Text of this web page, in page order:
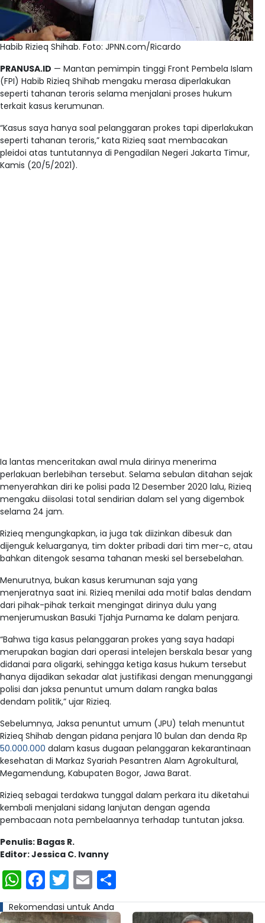
Habib Rizieq Shihab. Foto: JPNN.com/Ricardo
PRANUSA.ID — Mantan pemimpin tinggi Front Pembela Islam
(FPI) Habib Rizieq Shihab mengaku merasa diperlakukan
seperti tahanan teroris selama menjalani proses hukum
terkait kasus kerumunan.
“Kasus saya hanya soal pelanggaran prokes tapi diperlakukan
seperti tahanan teroris,” kata Rizieq saat membacakan
pleidoi atas tuntutannya di Pengadilan Negeri Jakarta Timur,
Kamis (20/5/2021).
Ia lantas menceritakan awal mula dirinya menerima
perlakuan berlebihan tersebut. Selama sebulan ditahan sejak
menyerahkan diri ke polisi pada 12 Desember 2020 lalu, Rizieq
mengaku diisolasi total sendirian dalam sel yang digembok
selama 24 jam.
Rizieq mengungkapkan, ia juga tak diizinkan dibesuk dan
dijenguk keluarganya, tim dokter pribadi dari tim mer-c, atau
bahkan ditengok sesama tahanan meski sel bersebelahan.
Menurutnya, bukan kasus kerumunan saja yang
menjeratnya saat ini. Rizieq menilai ada motif balas dendam
dari pihak-pihak terkait mengingat dirinya dulu yang
menjerumuskan Basuki Tjahja Purnama ke dalam penjara.
“Bahwa tiga kasus pelanggaran prokes yang saya hadapi
merupakan bagian dari operasi intelejen berskala besar yang
didanai para oligarki, sehingga ketiga kasus hukum tersebut
hanya dijadikan sekadar alat justifikasi dengan menunggangi
polisi dan jaksa penuntut umum dalam rangka balas
dendam politik,” ujar Rizieq.
Sebelumnya, Jaksa penuntut umum (JPU) telah menuntut
Rizieq Shihab dengan pidana penjara 10 bulan dan denda Rp
50.000.000 dalam kasus dugaan pelanggaran kekarantinaan
kesehatan di Markaz Syariah Pesantren Alam Agrokultural,
Megamendung, Kabupaten Bogor, Jawa Barat.
Rizieq sebagai terdakwa tunggal dalam perkara itu diketahui
kembali menjalani sidang lanjutan dengan agenda
pembacaan nota pembelaannya terhadap tuntutan jaksa.
Penulis: Bagas R.
Editor: Jessica C. Ivanny
WhatsApp
Facebook
Twitter
Email
Rekomendasi untuk Anda